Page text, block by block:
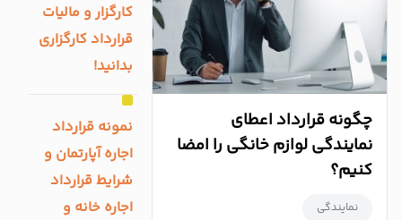
چگونه قرارداد اعطای
نمایندگی لوازم خانگی را امضا
کنیم؟
نمایندگی
کارگزار و مالیات
قرارداد کارگزاری
بدانید!
نمونه قرارداد
اجاره آپارتمان و
شرایط قرارداد
اجاره خانه و